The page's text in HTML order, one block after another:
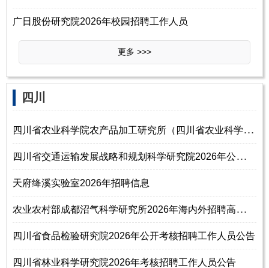
广日股份研究院2026年校园招聘工作人员
更多 >>>
‌四‌川
四
川省农业科学院农产品加工研究所（四川省农业科学院食物与营养健康研究所
四
川省交通运输发展战略和规划科学研究院2026年公开考核招聘工作人员公告
天府绛溪实验室2026年招聘信息
农
业农村部成都沼气科学研究所2026年海内外招聘高层次人才公告
四川省食品检验研究院2026年公开考核招聘工作人员公告
四川省林业科学研究院2026年考核招聘工作人员公告